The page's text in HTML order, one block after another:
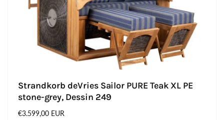
Strandkorb deVries Sailor PURE Teak XL PE
stone-grey, Dessin 249
Normaler
€3.599,00 EUR